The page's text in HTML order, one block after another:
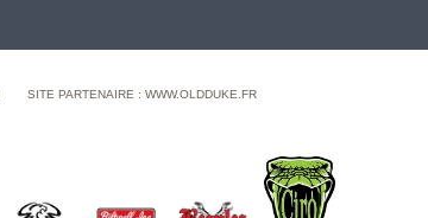
721,68
TTC
SITE PARTENAIRE : WWW.OLDDUKE.FR